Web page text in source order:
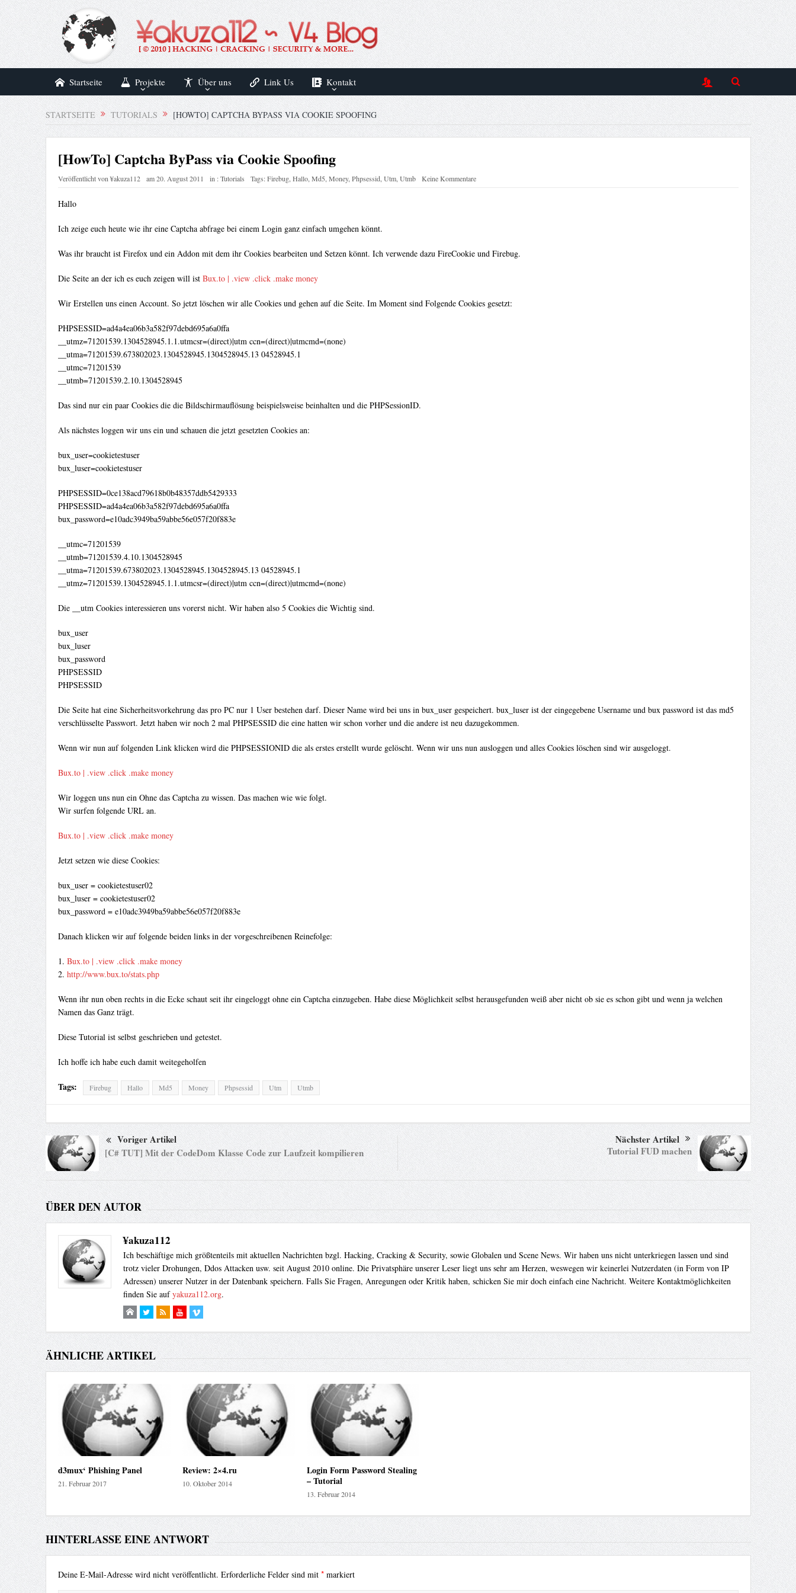
Startseite Projekte Über uns Link Us Kontakt
STARTSEITE TUTORIALS [HOWTO] CAPTCHA BYPASS VIA COOKIE SPOOFING
[HowTo] Captcha ByPass via Cookie Spoofing
Veröffentlicht von¥akuza112 am20. August 2011 in :Tutorials Tags:Firebug,Hallo,Md5,Money,Phpsessid,Utm,Utmb Keine Kommentare
Hallo
Ich zeige euch heute wie ihr eine Captcha abfrage bei einem Login ganz einfach umgehen könnt.
Was ihr braucht ist Firefox und ein Addon mit dem ihr Cookies bearbeiten und Setzen könnt. Ich verwende dazu FireCookie und Firebug.
Die Seite an der ich es euch zeigen will ist Bux.to | .view .click .make money
Wir Erstellen uns einen Account. So jetzt löschen wir alle Cookies und gehen auf die Seite. Im Moment sind Folgende Cookies gesetzt:
PHPSESSID=ad4a4ea06b3a582f97debd695a6a0ffa
__utmz=71201539.1304528945.1.1.utmcsr=(direct)|utm ccn=(direct)|utmcmd=(none)
__utma=71201539.673802023.1304528945.1304528945.13 04528945.1
__utmc=71201539
__utmb=71201539.2.10.1304528945
Das sind nur ein paar Cookies die die Bildschirmauflösung beispielsweise beinhalten und die PHPSessionID.
Als nächstes loggen wir uns ein und schauen die jetzt gesetzten Cookies an:
bux_user=cookietestuser
bux_luser=cookietestuser
PHPSESSID=0ce138acd79618b0b48357ddb5429333
PHPSESSID=ad4a4ea06b3a582f97debd695a6a0ffa
bux_password=e10adc3949ba59abbe56e057f20f883e
__utmc=71201539
__utmb=71201539.4.10.1304528945
__utma=71201539.673802023.1304528945.1304528945.13 04528945.1
__utmz=71201539.1304528945.1.1.utmcsr=(direct)|utm ccn=(direct)|utmcmd=(none)
Die __utm Cookies interessieren uns vorerst nicht. Wir haben also 5 Cookies die Wichtig sind.
bux_user
bux_luser
bux_password
PHPSESSID
PHPSESSID
Die Seite hat eine Sicherheitsvorkehrung das pro PC nur 1 User bestehen darf. Dieser Name wird bei uns in bux_user gespeichert. bux_luser ist der eingegebene Username und bux password ist das md5
verschlüsselte Passwort. Jetzt haben wir noch 2 mal PHPSESSID die eine hatten wir schon vorher und die andere ist neu dazugekommen.
Wenn wir nun auf folgenden Link klicken wird die PHPSESSIONID die als erstes erstellt wurde gelöscht. Wenn wir uns nun ausloggen und alles Cookies löschen sind wir ausgeloggt.
Bux.to | .view .click .make money
Wir loggen uns nun ein Ohne das Captcha zu wissen. Das machen wie wie folgt.
Wir surfen folgende URL an.
Bux.to | .view .click .make money
Jetzt setzen wie diese Cookies:
bux_user = cookietestuser02
bux_luser = cookietestuser02
bux_password = e10adc3949ba59abbe56e057f20f883e
Danach klicken wir auf folgende beiden links in der vorgeschreibenen Reinefolge:
1. Bux.to | .view .click .make money
2. http://www.bux.to/stats.php
Wenn ihr nun oben rechts in die Ecke schaut seit ihr eingeloggt ohne ein Captcha einzugeben. Habe diese Möglichkeit selbst herausgefunden weiß aber nicht ob sie es schon gibt und wenn ja welchen
Namen das Ganz trägt.
Diese Tutorial ist selbst geschrieben und getestet.
Ich hoffe ich habe euch damit weitegeholfen
Tags: Firebug Hallo Md5 Money Phpsessid Utm Utmb
Voriger Artikel
[C# TUT] Mit der CodeDom Klasse Code zur Laufzeit kompilieren
Nächster Artikel
Tutorial FUD machen
ÜBER DEN AUTOR
¥akuza112
Ich beschäftige mich größtenteils mit aktuellen Nachrichten bzgl. Hacking, Cracking & Security, sowie Globalen und Scene News. Wir haben uns nicht unterkriegen lassen und sind
trotz vieler Drohungen, Ddos Attacken usw. seit August 2010 online. Die Privatsphäre unserer Leser liegt uns sehr am Herzen, weswegen wir keinerlei Nutzerdaten (in Form von IP
Adressen) unserer Nutzer in der Datenbank speichern. Falls Sie Fragen, Anregungen oder Kritik haben, schicken Sie mir doch einfach eine Nachricht. Weitere Kontaktmöglichkeiten
finden Sie aufyakuza112.org.
ÄHNLICHE ARTIKEL
d3mux‘ Phishing Panel
21. Februar 2017
Review: 2×4.ru
10. Oktober 2014
Login Form Password Stealing
– Tutorial
13. Februar 2014
HINTERLASSE EINE ANTWORT
Deine E-Mail-Adresse wird nicht veröffentlicht. Erforderliche Felder sind mit *markiert